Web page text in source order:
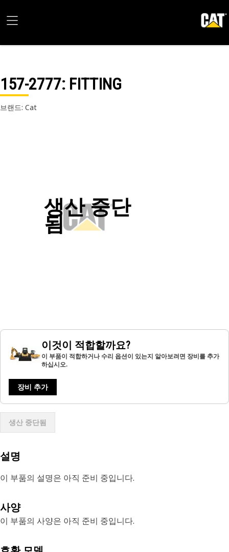
157-2777: FITTING
브랜드: Cat
생산 중단
됨
이것이 적합할까요?
이 부품이 적합하거나 수리 옵션이 있는지 알아보려면 장비를 추가
하십시오.
장비 추가
생산 중단됨
설명
이 부품의 설명은 아직 준비 중입니다.
사양
이 부품의 사양은 아직 준비 중입니다.